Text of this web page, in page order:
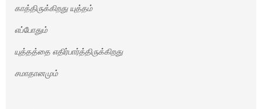
காத்திருக்கிறது யுத்தம்
எப்போதும்
யுத்தத்தை எதிர்பார்த்திருக்கிறது
சமாதானமும்